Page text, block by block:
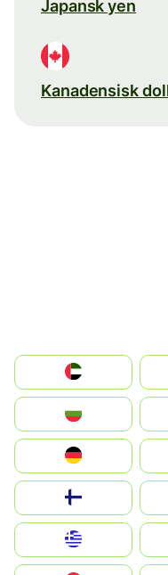
Japansk yen
Kanadensisk
الإمارات العربية المتحدة
Switzerland
Deutschland
United Kingdom
Magyarország